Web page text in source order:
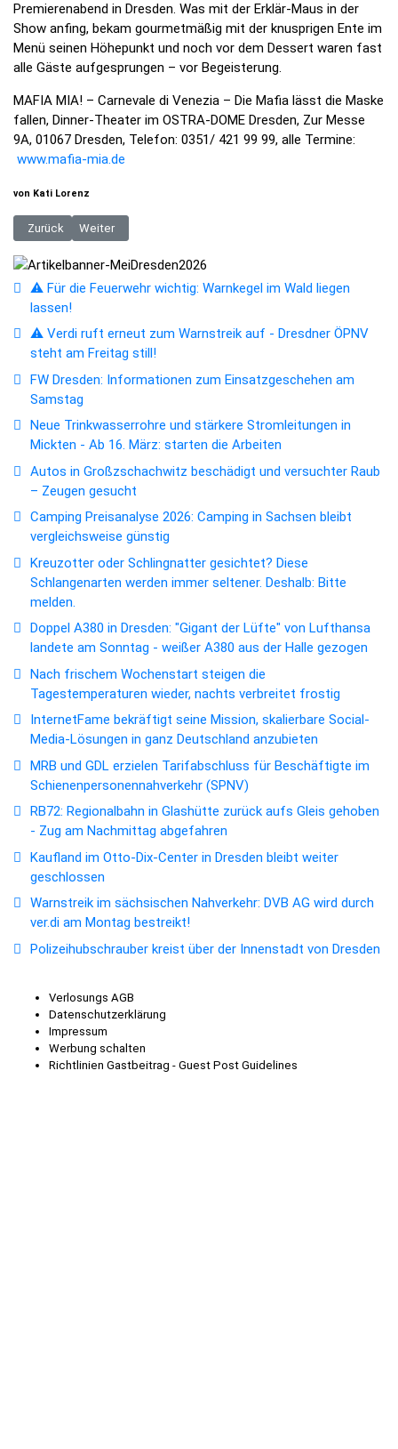
Premierenabend in Dresden. Was mit der Erklär-Maus in der
Show anfing, bekam gourmetmäßig mit der knusprigen Ente im
Menü seinen Höhepunkt und noch vor dem Dessert waren fast
alle Gäste aufgesprungen – vor Begeisterung.
MAFIA MIA! – Carnevale di Venezia – Die Mafia lässt die Maske
fallen, Dinner-Theater im OSTRA-DOME Dresden, Zur Messe
9A, 01067 Dresden, Telefon: 0351/ 421 99 99, alle Termine:
www.mafia-mia.de
von Kati Lorenz
Vorheriger Beitrag: Leuben: Abbrucharbeiten an ehemaliger
Zurück Nächster Beitrag: In den kommenden Nächten frostig,
Weiter
⚠️ Für die Feuerwehr wichtig: Warnkegel im Wald liegen
lassen!
⚠️ Verdi ruft erneut zum Warnstreik auf - Dresdner ÖPNV
steht am Freitag still!
FW Dresden: Informationen zum Einsatzgeschehen am
Samstag
Neue Trinkwasserrohre und stärkere Stromleitungen in
Mickten - Ab 16. März: starten die Arbeiten
Autos in Großzschachwitz beschädigt und versuchter Raub
– Zeugen gesucht
Camping Preisanalyse 2026: Camping in Sachsen bleibt
vergleichsweise günstig
Kreuzotter oder Schlingnatter gesichtet? Diese
Schlangenarten werden immer seltener. Deshalb: Bitte
melden.
Doppel A380 in Dresden: "Gigant der Lüfte" von Lufthansa
landete am Sonntag - weißer A380 aus der Halle gezogen
Nach frischem Wochenstart steigen die
Tagestemperaturen wieder, nachts verbreitet frostig
InternetFame bekräftigt seine Mission, skalierbare Social-
Media-Lösungen in ganz Deutschland anzubieten
MRB und GDL erzielen Tarifabschluss für Beschäftigte im
Schienenpersonennahverkehr (SPNV)
RB72: Regionalbahn in Glashütte zurück aufs Gleis gehoben
- Zug am Nachmittag abgefahren
Kaufland im Otto-Dix-Center in Dresden bleibt weiter
geschlossen
Warnstreik im sächsischen Nahverkehr: DVB AG wird durch
ver.di am Montag bestreikt!
Polizeihubschrauber kreist über der Innenstadt von Dresden
Verlosungs AGB
Datenschutzerklärung
Impressum
Werbung schalten
Richtlinien Gastbeitrag - Guest Post Guidelines